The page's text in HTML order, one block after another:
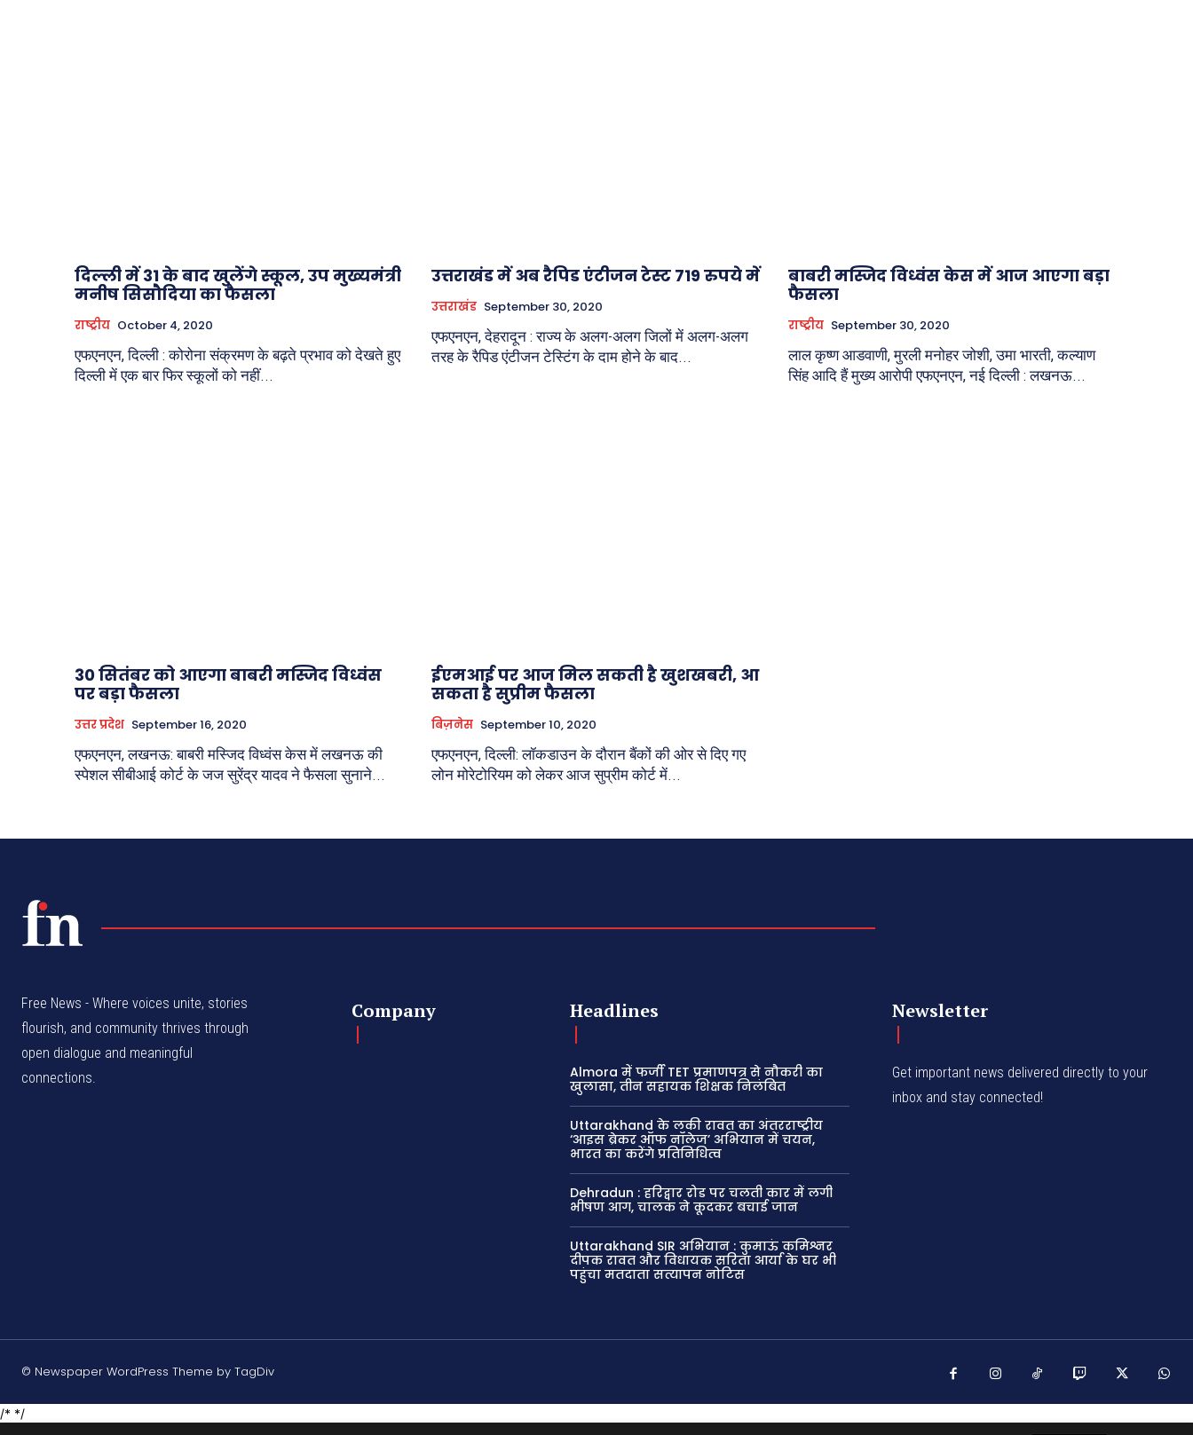
दिल्ली में 31 के बाद खुलेंगे स्कूल, उप मुख्यमंत्री
मनीष सिसौदिया का फैसला
राष्ट्रीय October 4, 2020
एफएनएन, दिल्ली : कोरोना संक्रमण के बढ़ते प्रभाव को देखते हुए
दिल्ली में एक बार फिर स्कूलों को नहीं...
उत्तराखंड में अब रैपिड एंटीजन टेस्ट 719 रुपये में
उत्तराखंड September 30, 2020
एफएनएन, देहरादून : राज्य के अलग-अलग जिलों में अलग-अलग
तरह के रैपिड एंटीजन टेस्टिंग के दाम होने के बाद...
बाबरी मस्जिद विध्वंस केस में आज आएगा बड़ा
फैसला
राष्ट्रीय September 30, 2020
लाल कृष्ण आडवाणी, मुरली मनोहर जोशी, उमा भारती, कल्याण
सिंह आदि हैं मुख्य आरोपी एफएनएन, नई दिल्ली : लखनऊ...
30 सितंबर को आएगा बाबरी मस्जिद विध्वंस
पर बड़ा फैसला
उत्तर प्रदेश September 16, 2020
एफएनएन, लखनऊ: बाबरी मस्जिद विध्वंस केस में लखनऊ की
स्पेशल सीबीआई कोर्ट के जज सुरेंद्र यादव ने फैसला सुनाने...
ईएमआई पर आज मिल सकती है खुशखबरी, आ
सकता है सुप्रीम फैसला
बिज़नेस September 10, 2020
एफएनएन, दिल्ली: लॉकडाउन के दौरान बैंकों की ओर से दिए गए
लोन मोरेटोरियम को लेकर आज सुप्रीम कोर्ट में...
Free News - Where voices unite, stories
flourish, and community thrives through
open dialogue and meaningful
connections.
Company Headlines
Almora में फर्जी TET प्रमाणपत्र से नौकरी का
खुलासा, तीन सहायक शिक्षक निलंबित
Uttarakhand के लकी रावत का अंतरराष्ट्रीय
‘आइस ब्रेकर ऑफ नॉलेज’ अभियान में चयन,
भारत का करेंगे प्रतिनिधित्व
Dehradun : हरिद्वार रोड पर चलती कार में लगी
भीषण आग, चालक ने कूदकर बचाई जान
Uttarakhand SIR अभियान : कुमाऊं कमिश्नर
दीपक रावत और विधायक सरिता आर्या के घर भी
पहुंचा मतदाता सत्यापन नोटिस
Newsletter
Get important news delivered directly to your
inbox and stay connected!
© Newspaper WordPress Theme by TagDiv
/* */